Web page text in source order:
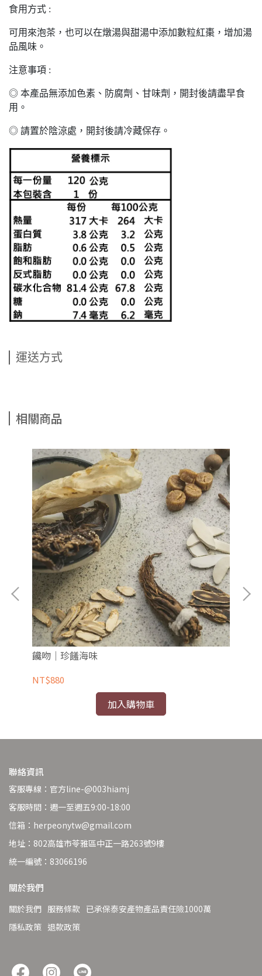
食用方式 :
可用來泡茶，也可以在燉湯與甜湯中添加數粒紅棗，增加湯
品風味。
注意事項 :
◎ 本產品無添加色素、防腐劑、甘味劑，開封後請盡早食
用。
◎ 請置於陰涼處，開封後請冷藏保存。
運送方式
相關商品
饞吻｜珍饈海味
NT$880
加入購物車
聯絡資訊
客服專線：官方line-@003hiamj
客服時間：週一至週五9:00-18:00
信箱：herpeonytw@gmail.com
地址：802高雄市苓雅區中正一路263號9樓
統一編號：83066196
關於我們
關於我們 服務條款 已承保泰安產物產品責任險1000萬
隱私政策 退款政策